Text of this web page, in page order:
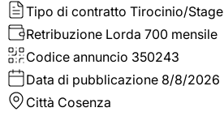
Tipo di contratto Tirocinio/Stage
Retribuzione Lorda 700 mensile
Codice annuncio 350243
Data di pubblicazione 8/8/2026
Città Cosenza